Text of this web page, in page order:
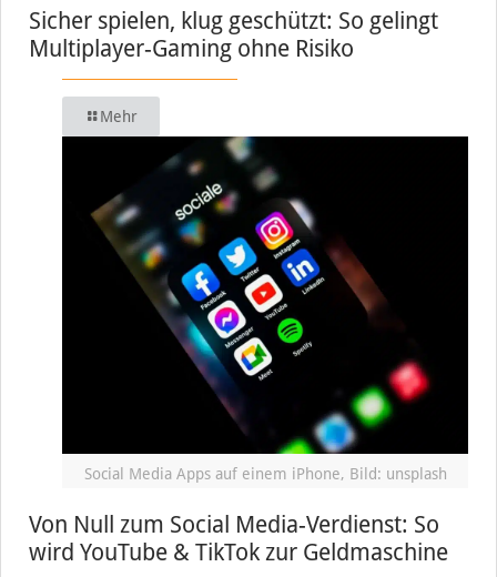
Sicher spielen, klug geschützt: So gelingt
Multiplayer-Gaming ohne Risiko
Mehr
Social Media Apps auf einem iPhone, Bild: unsplash
Von Null zum Social Media-Verdienst: So
wird YouTube & TikTok zur Geldmaschine